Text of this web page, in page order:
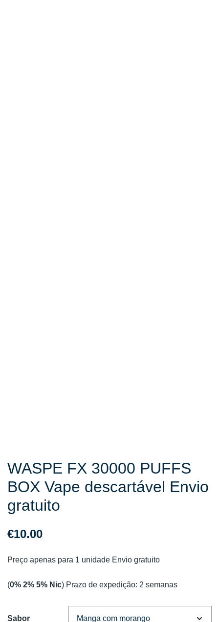
WASPE FX 30000 PUFFS
BOX Vape descartável Envio
gratuito
€10.00
Preço apenas para 1 unidade Envio gratuito
(0% 2% 5% Nic) Prazo de expedição: 2 semanas
Sabor